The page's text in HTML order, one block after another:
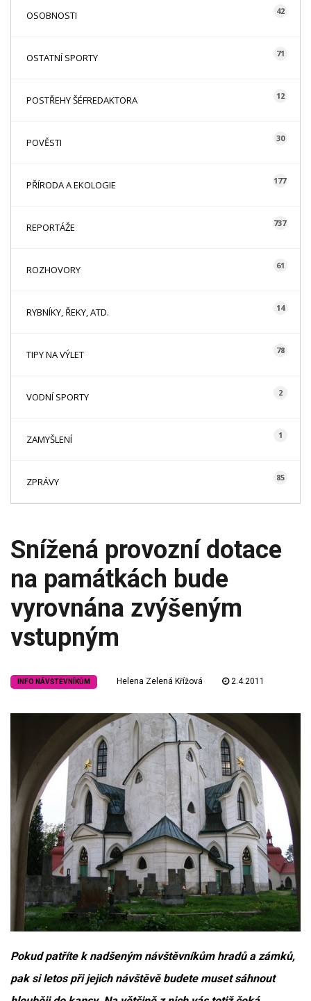
OSOBNOSTI 42
OSTATNÍ SPORTY 71
POSTŘEHY ŠÉFREDAKTORA 12
POVĚSTI 30
PŘÍRODA A EKOLOGIE 177
REPORTÁŽE 737
ROZHOVORY 61
RYBNÍKY, ŘEKY, ATD. 14
TIPY NA VÝLET 78
VODNÍ SPORTY 2
ZAMYŠLENÍ 1
ZPRÁVY 85
Snížená provozní dotace
na památkách bude
vyrovnána zvýšeným
vstupným
INFO NÁVŠTĚVNÍKŮM Helena Zelená Křížová 2.4.2011
Pokud patříte k nadšeným návštěvníkům hradů a zámků,
pak si letos při jejich návštěvě budete muset sáhnout